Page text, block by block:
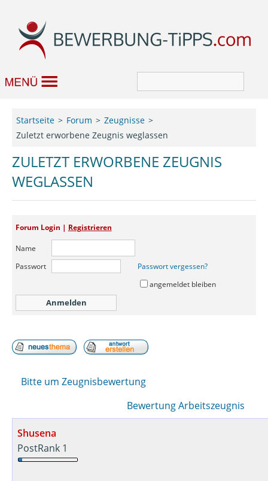
Job & Karriere
Bewerbungseditor
Startseite Forum
Zeugnisse
Zuletzt erworbene Zeugnis weglassen
ZULETZT ERWORBENE ZEUGNIS
WEGLASSEN
Forum Login | Registrieren
Name
Passwort
Passwort vergessen?
angemeldet bleiben
Bitte um Zeugnisbewertung
Bewertung Arbeitszeugnis
Shusena
PostRank 1